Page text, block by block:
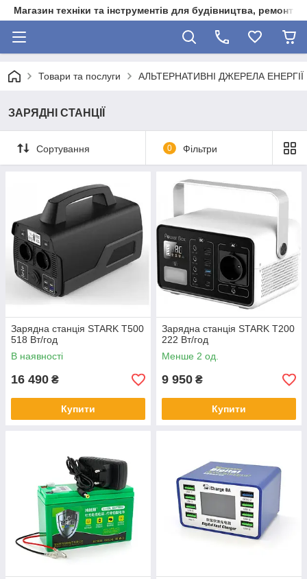
Магазин техніки та інструментів для будівництва, ремонту,
Товари та послуги АЛЬТЕРНАТИВНІ ДЖЕРЕЛА ЕНЕРГІЇ
ЗАРЯДНІ СТАНЦІЇ
Сортування 0 Фільтри
Зарядна станція STARK T500
518 Вт/год
В наявності
16 490 ₴
Купити
Зарядна станція STARK T200
222 Вт/год
Менше 2 од.
9 950 ₴
Купити